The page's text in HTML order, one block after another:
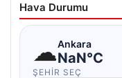
Hava Durumu
☁Ankara
NaN°C
ŞEHIR SEÇ